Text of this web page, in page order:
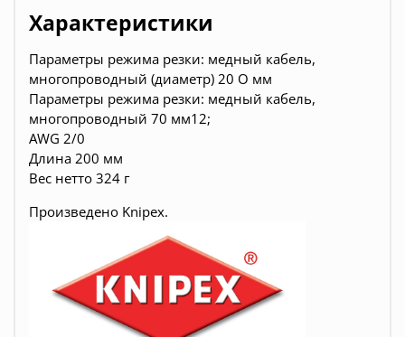
Характеристики
Параметры режима резки: медный кабель,
многопроводный (диаметр) 20 O мм
Параметры режима резки: медный кабель,
многопроводный 70 мм12;
AWG 2/0
Длина 200 мм
Вес нетто 324 г
Произведено Knipex.